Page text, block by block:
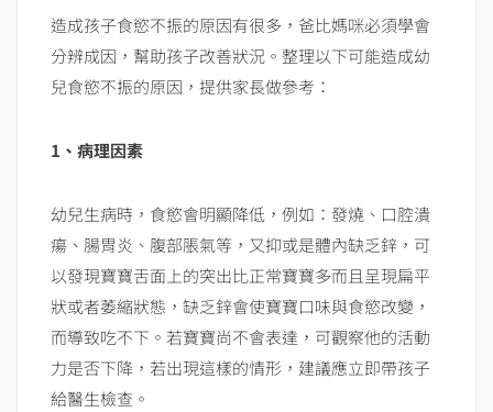
造成孩子食慾不振的原因有很多，爸比媽咪必須學會
分辨成因，幫助孩子改善狀況。整理以下可能造成幼
兒食慾不振的原因，提供家長做參考：
1、病理因素
幼兒生病時，食慾會明顯降低，例如：發燒、口腔潰
瘍、腸胃炎、腹部脹氣等，又抑或是體內缺乏鋅，可
以發現寶寶舌面上的突出比正常寶寶多而且呈現扁平
狀或者萎縮狀態，缺乏鋅會使寶寶口味與食慾改變，
而導致吃不下。若寶寶尚不會表達，可觀察他的活動
力是否下降，若出現這樣的情形，建議應立即帶孩子
給醫生檢查。